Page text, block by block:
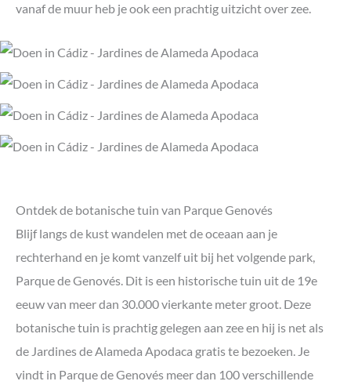
vanaf de muur heb je ook een prachtig uitzicht over zee.
Ontdek de botanische tuin van Parque Genovés
Blijf langs de kust wandelen met de oceaan aan je
rechterhand en je komt vanzelf uit bij het volgende park,
Parque de Genovés. Dit is een historische tuin uit de 19e
eeuw van meer dan 30.000 vierkante meter groot. Deze
botanische tuin is prachtig gelegen aan zee en hij is net als
de Jardines de Alameda Apodaca gratis te bezoeken. Je
vindt in Parque de Genovés meer dan 100 verschillende